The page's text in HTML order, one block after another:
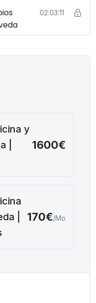
02:03:11
y
|
1600€
|
170€/Mo